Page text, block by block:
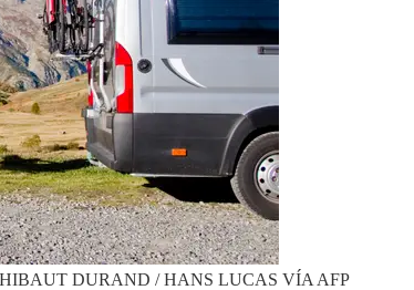
DURAND / HANS LUCAS VÍA AFP